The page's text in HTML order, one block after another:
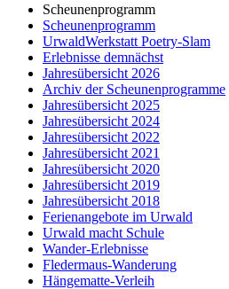
Scheunenprogramm
Scheunenprogramm
UrwaldWerkstatt Poetry-Slam
Erlebnisse demnächst
Jahresübersicht 2026
Archiv der Scheunenprogramme
Jahresübersicht 2025
Jahresübersicht 2024
Jahresübersicht 2022
Jahresübersicht 2021
Jahresübersicht 2020
Jahresübersicht 2019
Jahresübersicht 2018
Ferienangebote im Urwald
Urwald macht Schule
Wander-Erlebnisse
Fledermaus-Wanderung
Hängematte-Verleih